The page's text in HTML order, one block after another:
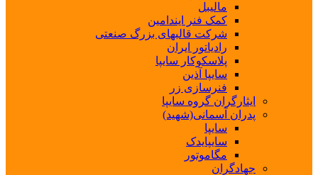
مالیبل
کمک فنر ایندامین
شرکت قالبهای بزرگ صنعتی
رادیاتور ایران
پلاسکوکار سایپا
سایپا آذین
فنرسازی زر
ایثارگران گروه سایپا
پدران آسمانی(شهید)
سایپا
سایپایدک
مگاموتور
جهادگران